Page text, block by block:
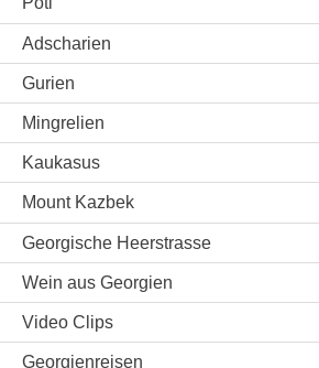
Adscharien
Gurien
Mingrelien
Kaukasus
Mount Kazbek
Georgische Heerstrasse
Wein aus Georgien
Video Clips
Georgienreisen